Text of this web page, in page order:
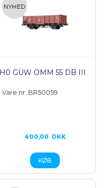
H0 GÜW OMM 55 DB III
Vare nr. BR50059
400,00 DKK